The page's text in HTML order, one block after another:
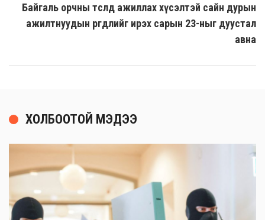
Байгаль орчны төсөлд ажиллах хүсэлтэй сайн дурын
ажилтнуудын өргөдлийг ирэх сарын 23-ныг дуустал
авна
ХОЛБООТОЙ МЭДЭЭ